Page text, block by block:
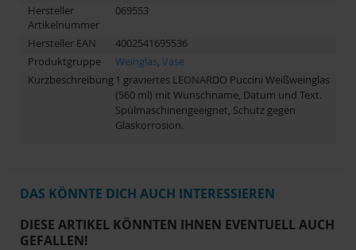
Hersteller
Artikelnummer
069553
Hersteller EAN
4002541695536
Produktgruppe
Weinglas, Vase
Kurzbeschreibung 1 graviertes LEONARDO Puccini Weißweinglas
(560 ml) mit Wunschname, Datum und Text.
Spülmaschinengeeignet, Schutz gegen
Glaskorrosion.
DAS KÖNNTE DICH AUCH INTERESSIEREN
DIESE ARTIKEL KÖNNTEN IHNEN EVENTUELL AUCH
GEFALLEN!